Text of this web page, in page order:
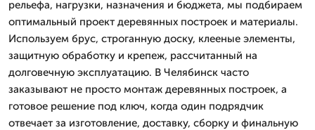
рельефа, нагрузки, назначения и бюджета, мы подбираем
оптимальный проект деревянных построек и материалы.
Используем брус, строганную доску, клееные элементы,
защитную обработку и крепеж, рассчитанный на
долговечную эксплуатацию. В Челябинск часто
заказывают не просто монтаж деревянных построек, а
готовое решение под ключ, когда один подрядчик
отвечает за изготовление, доставку, сборку и финальную